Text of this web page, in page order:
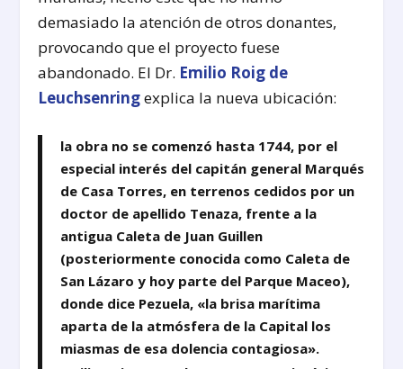
demasiado la atención de otros donantes,
provocando que el proyecto fuese
abandonado. El Dr. Emilio Roig de
Leuchsenringexplica la nueva ubicación:
la obra no se comenzó hasta 1744, por el
especial interés del capitán general Marqués
de Casa Torres, en terrenos cedidos por un
doctor de apellido Tenaza, frente a la
antigua Caleta de Juan Guillen
(posteriormente conocida como Caleta de
San Lázaro y hoy parte del Parque Maceo),
donde dice Pezuela, «la brisa marítima
aparta de la atmósfera de la Capital los
miasmas de esa dolencia contagiosa».